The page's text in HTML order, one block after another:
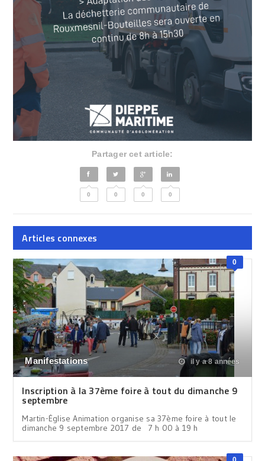
Partager cet article:
0 0 0 0
Articles connexes
0
Manifestations il y a 8 années
Inscription à la 37ème foire à tout du dimanche 9
septembre
Martin-Église Animation organise sa 37ème foire à tout le
dimanche 9 septembre 2017 de 7 h 00 à 19 h